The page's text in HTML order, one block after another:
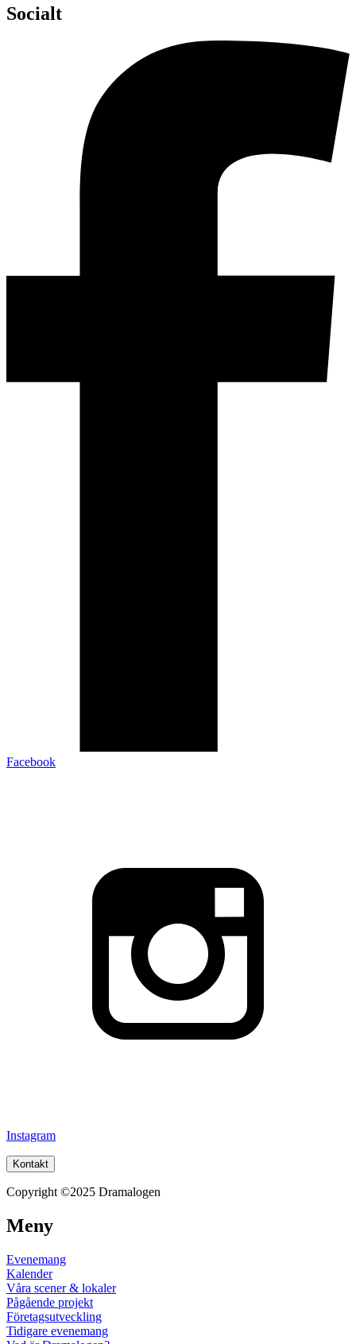
Socialt
Facebook
Instagram
Kontakt
Copyright ©2025 Dramalogen
Meny
Evenemang
Kalender
Våra scener & lokaler
Pågående projekt
Företagsutveckling
Tidigare evenemang